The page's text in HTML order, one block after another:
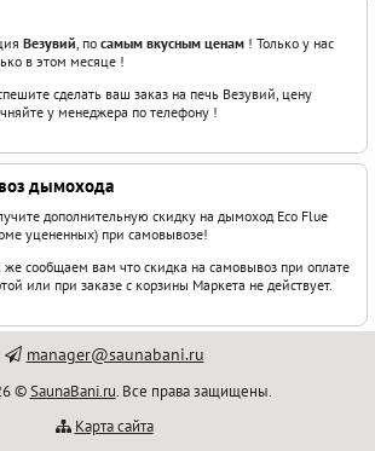
Везувий, посамым вкусным ценам ! Только у нас
в этом месяце !
сделать ваш заказ на печь Везувий, цену
у менеджера по телефону !
дымохода
дополнительную скидку на дымоход Eco Flue
уцененных) при самовывозе!
же сообщаем вам что скидка на самовывоз при оплате
или при заказе с корзины Маркета не действует.
manager@saunabani.ru
©SaunaBani.ru. Все права защищены.
Карта сайта